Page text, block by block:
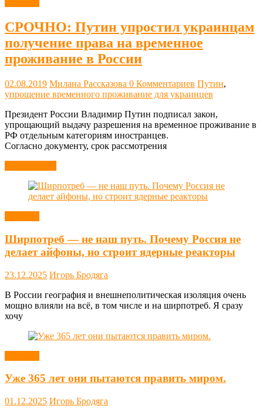
СРОЧНО: Путин упростил украинцам
получение права на временное
проживание в России
02.08.2019 Милана Рассказова 0 Комментариев Путин,
упрощение временного проживание для украинцев
Президент России Владимир Путин подписал закон,
упрощающий выдачу разрешения на временное проживание в
РФ отдельным категориям иностранцев.
Согласно документу, срок рассмотрения
Ширпотреб — не наш путь. Почему Россия не
делает айфоны, но строит ядерные реакторы
23.12.2025 Игорь Бродяга
В России география и внешнеполитическая изоляция очень
мощно влияли на всё, в том числе и на ширпотреб. Я сразу
хочу
Уже 365 лет они пытаются править миром.
01.12.2025 Игорь Бродяга